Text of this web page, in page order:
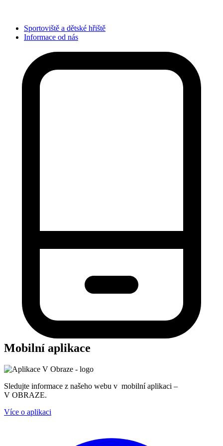
Sportoviště a dětské hřiště
Informace od nás
Mobilní aplikace
Sledujte informace z našeho webu v mobilní aplikaci –
V OBRAZE.
Více o aplikaci